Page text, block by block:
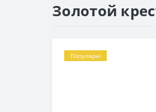
Золотой
Популярні